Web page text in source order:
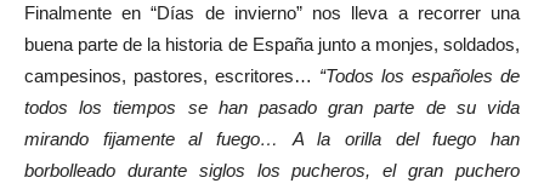
Finalmente en “Días de invierno” nos lleva a recorrer una
buena parte de la historia de España junto a monjes, soldados,
campesinos, pastores, escritores… “Todos los españoles de
todos los tiempos se han pasado gran parte de su vida
mirando fijamente al fuego…
A la orilla del fuego han
borbolleado durante siglos los pucheros, el gran puchero